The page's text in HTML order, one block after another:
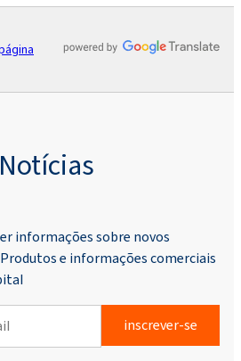
informações sobre novos
e informações comerciais
inscrever-se